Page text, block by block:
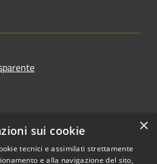
×
sui cookie
tecnici e assimilati strettamente
e alla navigazione del sito,